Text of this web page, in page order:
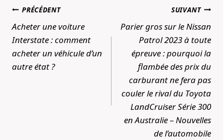
Navigation
de
l’article
PRÉCÉDENT
Acheter une voiture
Interstate : comment
acheter un véhicule d’un
autre état ?
SUIVANT
Parier gros sur le Nissan
Patrol 2023 à toute
épreuve : pourquoi la
flambée des prix du
carburant ne fera pas
couler le rival du Toyota
LandCruiser Série 300
en Australie – Nouvelles
de l’automobile